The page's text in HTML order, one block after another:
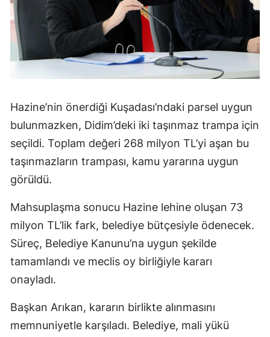
Hazine’nin önerdiği Kuşadası’ndaki parsel uygun
bulunmazken, Didim’deki iki taşınmaz trampa için
seçildi. Toplam değeri 268 milyon TL’yi aşan bu
taşınmazların trampası, kamu yararına uygun
görüldü.
Mahsuplaşma sonucu Hazine lehine oluşan 73
milyon TL’lik fark, belediye bütçesiyle ödenecek.
Süreç, Belediye Kanunu’na uygun şekilde
tamamlandı ve meclis oy birliğiyle kararı
onayladı.
Başkan Arıkan, kararın birlikte alınmasını
memnuniyetle karşıladı. Belediye, mali yükü